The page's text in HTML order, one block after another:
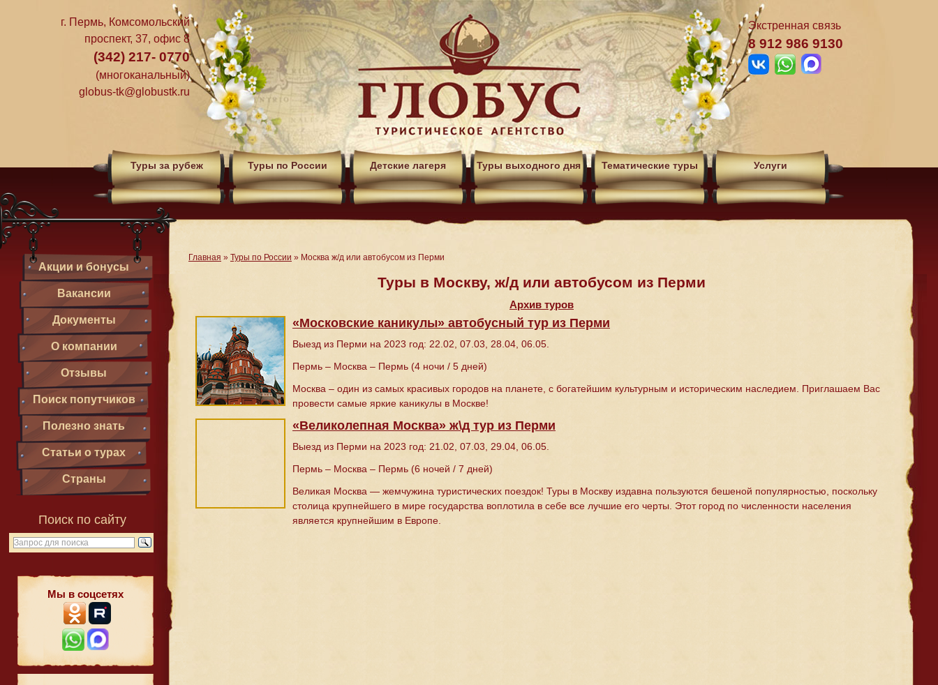
г. Пермь, Комсомольский
проспект, 37, офис 8
(342) 217- 0770
(многоканальный)
globus-tk@globustk.ru
Экстренная связь
8 912 986 9130
Туры за рубеж Туры по России Детские лагеря Туры выходного дня Тематические туры Услуги
Акции и бонусы
Вакансии
Документы
О компании
Отзывы
Поиск попутчиков
Полезно знать
Статьи о турах
Страны
Поиск по сайту
Мы в соцсетях
Главная » Туры по России » Москва ж/д или автобусом из Перми
Туры в Москву, ж/д или автобусом из Перми
Архив туров
«Московские каникулы» автобусный тур из Перми
Выезд из Перми на 2023 год: 22.02, 07.03, 28.04, 06.05.
Пермь – Москва – Пермь (4 ночи / 5 дней)
Москва – один из самых красивых городов на планете, с богатейшим культурным и историческим наследием. Приглашаем Вас
провести самые яркие каникулы в Москве!
«Великолепная Москва» ж\д тур из Перми
Выезд из Перми на 2023 год: 21.02, 07.03, 29.04, 06.05.
Пермь – Москва – Пермь (6 ночей / 7 дней)
Великая Москва — жемчужина туристических поездок! Туры в Москву издавна пользуются бешеной популярностью, поскольку
столица крупнейшего в мире государства воплотила в себе все лучшие его черты. Этот город по численности населения
является крупнейшим в Европе.